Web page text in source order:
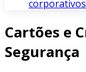
corporativos
Cartões e
Segurança